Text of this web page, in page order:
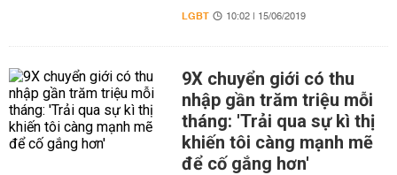
LGBT 10:02 | 15/06/2019
9X chuyển giới có thu
nhập gần trăm triệu mỗi
tháng: 'Trải qua sự kì thị
khiến tôi càng mạnh mẽ
để cố gắng hơn'